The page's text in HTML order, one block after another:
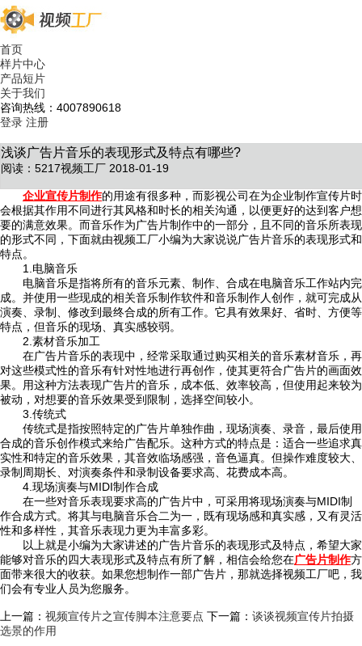
首页
样片中心
产品短片
关于我们
咨询热线：4007890618
登录 注册
浅谈广告片音乐的表现形式及特点有哪些?
阅读：5217视频工厂 2018-01-19
企业宣传片制作的用途有很多种，而影视公司在为企业制作宣传片时
会根据其作用不同进行其风格和时长的相关沟通，以便更好的达到客户想
要的满意效果。而音乐作为广告片制作中的一部分，且不同的音乐所表现
的形式不同，下面就由视频工厂小编为大家说说广告片音乐的表现形式和
特点。
1.电脑音乐
电脑音乐是指将所有的音乐元素、制作、合成在电脑音乐工作站内完
成。并使用一些现成的相关音乐制作软件和音乐制作人创作，就可完成从
演奏、录制、修改到最终合成的所有工作。它具有效果好、省时、方便等
特点，但音乐的现场、真实感较弱。
2.素材音乐加工
在广告片音乐的表现中，经常采取通过购买相关的音乐素材音乐，再
对这些模式性的音乐有针对性地进行再创作，使其更符合广告片的画面效
果。用这种方法表现广告片的音乐，成本低、效率较高，但使用起来较为
被动，对想要的音乐效果受到限制，选择空间较小。
3.传统式
传统式是指按照特定的广告片单独作曲，现场演奏、录音，最后使用
合成的音乐创作模式来给广告配乐。这种方式的特点是：适合一些追求真
实性和特定的音乐效果，其音效临场感强，音色逼真。但操作难度较大、
录制周期长、对演奏条件和录制设备要求高、花费成本高。
4.现场演奏与MIDI制作合成
在一些对音乐表现要求高的广告片中，可采用将现场演奏与MIDI制
作合成方式。将其与电脑音乐合二为一，既有现场感和真实感，又有灵活
性和多样性，其音乐表现力更为丰富多彩。
以上就是小编为大家讲述的广告片音乐的表现形式及特点，希望大家
能够对音乐的四大表现形式及特点有所了解，相信会给您在广告片制作方
面带来很大的收获。如果您想制作一部广告片，那就选择视频工厂吧，我
们会有专业人员为您服务。
上一篇： 视频宣传片之宣传脚本注意要点 下一篇： 谈谈视频宣传片拍摄
选景的作用